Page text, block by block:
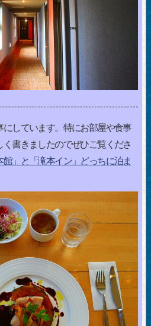
しています。特にお部屋や食事
書きましたのでぜひご覧くださ
」と「滝本イン」どっちに泊ま